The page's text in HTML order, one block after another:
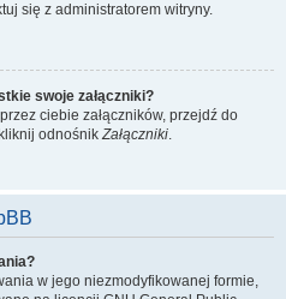
się z administratorem witryny.
swoje załączniki?
ciebie załączników, przejdź do
odnośnikZałączniki.
w jego niezmodyfikowanej formie,